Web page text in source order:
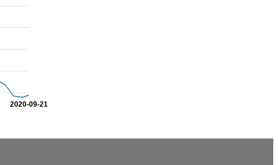
2020-09-21